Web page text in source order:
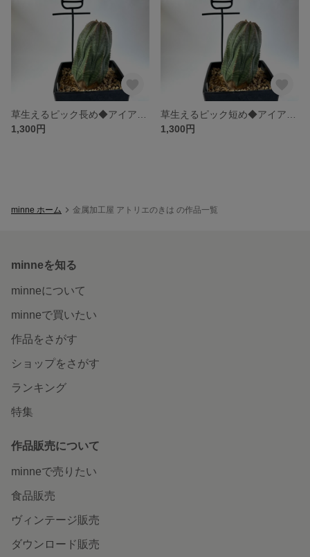
1,300円
1,300円
minne ホーム 金属加工屋 アトリエのきは の作品一覧
minneを知る
minneについて
minneで買いたい
作品をさがす
ショップをさがす
ランキング
特集
作品販売について
minneで売りたい
食品販売
ヴィンテージ販売
ダウンロード販売